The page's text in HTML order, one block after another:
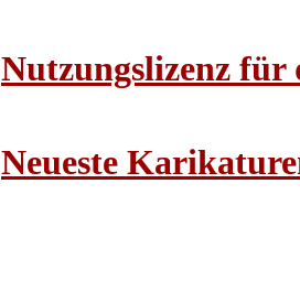
Nutzungslizenz
Neueste